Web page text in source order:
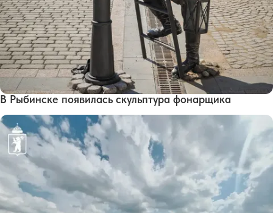
В Рыбинске появилась скульптура фонарщика